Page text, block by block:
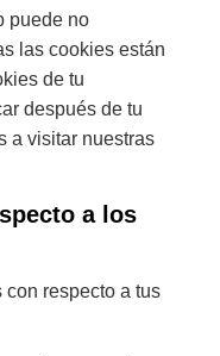
puede no
las cookies están
de tu
después de tu
a visitar nuestras
a los
respecto a tus